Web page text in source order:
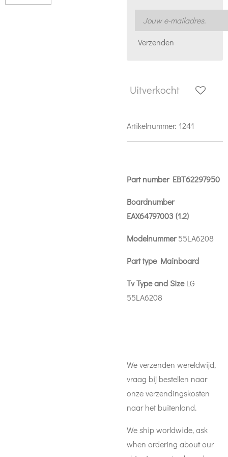
Verzenden
Uitverkocht
Artikelnummer: 1241
Part number EBT62297950
Boardnumber
EAX64797003 (1.2)
Modelnummer55LA6208
Part type Mainboard
Tv Type and SizeLG
55LA6208
We verzenden wereldwijd,
vraag bij bestellen naar
onze verzendingskosten
naar het buitenland.
We ship worldwide, ask
when ordering about our